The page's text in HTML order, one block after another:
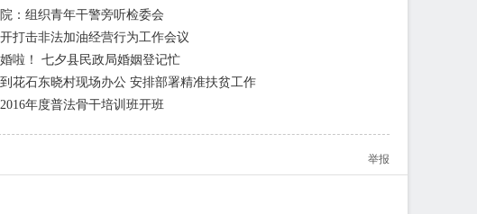
：组织青年干警旁听检委会
打击非法加油经营行为工作会议
啦！ 七夕县民政局婚姻登记忙
花石东晓村现场办公 安排部署精准扶贫工作
年度普法骨干培训班开班
举报